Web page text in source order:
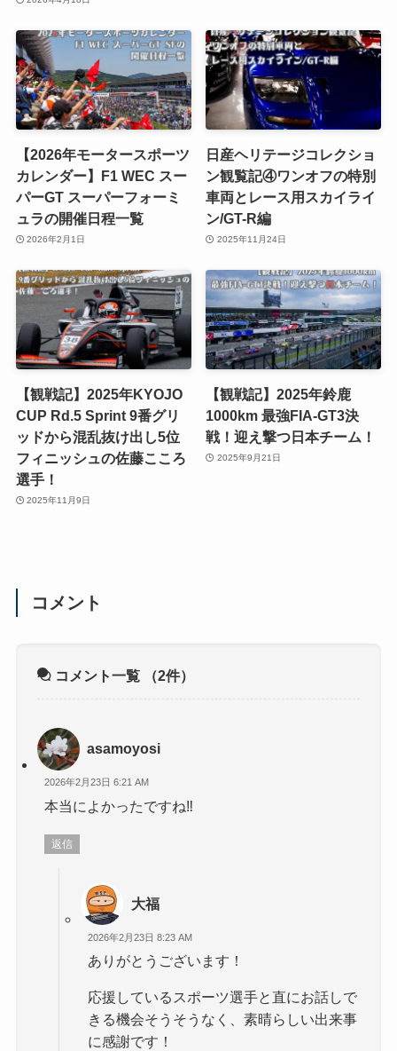
【2026年モータースポーツ
カレンダー】F1 WEC スー
パーGT スーパーフォーミ
ュラの開催日程一覧
2026年2月1日
日産ヘリテージコレクショ
ン観覧記④ワンオフの特別
車両とレース用スカイライ
ン/GT-R編
2025年11月24日
【観戦記】2025年KYOJO
CUP Rd.5 Sprint 9番グリ
ッドから混乱抜け出し5位
フィニッシュの佐藤こころ
選手！
2025年11月9日
【観戦記】2025年鈴鹿
1000km 最強FIA-GT3決
戦！迎え撃つ日本チーム！
2025年9月21日
コメント
コメント一覧 （2件）
asamoyosi
2026年2月23日 6:21 AM
本当によかったですね‼️
返信
大福
2026年2月23日 8:23 AM
ありがとうございます！
応援しているスポーツ選手と直にお話しで
きる機会そうそうなく、素晴らしい出来事
に感謝です！